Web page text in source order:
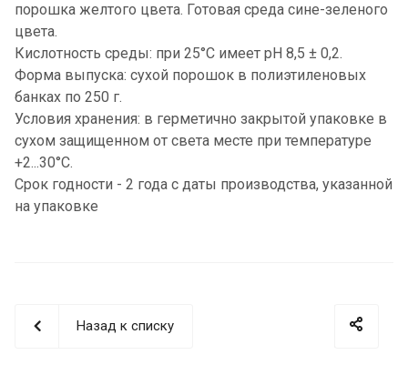
порошка желтого цвета. Готовая среда сине-зеленого
цвета.
Кислотность среды: при 25°С имеет рН 8,5 ± 0,2.
Форма выпуска: сухой порошок в полиэтиленовых
банках по 250 г.
Условия хранения: в герметично закрытой упаковке в
сухом защищенном от света месте при температуре
+2...30°C.
Срок годности - 2 года с даты производства, указанной
на упаковке
Назад к списку